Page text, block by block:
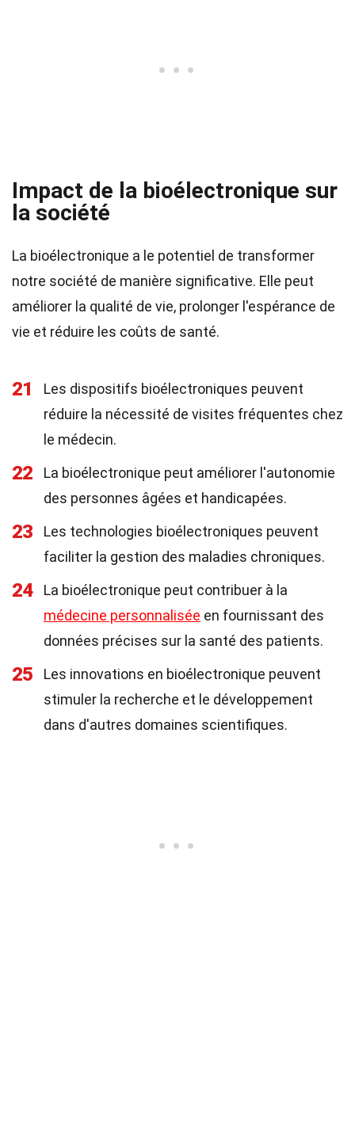
Impact de la bioélectronique sur
la société
La bioélectronique a le potentiel de transformer
notre société de manière significative. Elle peut
améliorer la qualité de vie, prolonger l'espérance de
vie et réduire les coûts de santé.
21
Les dispositifs bioélectroniques peuvent
réduire la nécessité de visites fréquentes chez
le médecin.
22
La bioélectronique peut améliorer l'autonomie
des personnes âgées et handicapées.
23
Les technologies bioélectroniques peuvent
faciliter la gestion des maladies chroniques.
24
La bioélectronique peut contribuer à la
médecine personnalisée en fournissant des
données précises sur la santé des patients.
25
Les innovations en bioélectronique peuvent
stimuler la recherche et le développement
dans d'autres domaines scientifiques.